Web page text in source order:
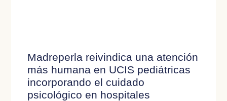
Madreperla reivindica una atención
más humana en UCIS pediátricas
incorporando el cuidado
psicológico en hospitales